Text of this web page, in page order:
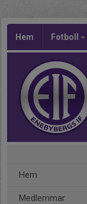
Hem Fotboll
Hem
Medlemmar